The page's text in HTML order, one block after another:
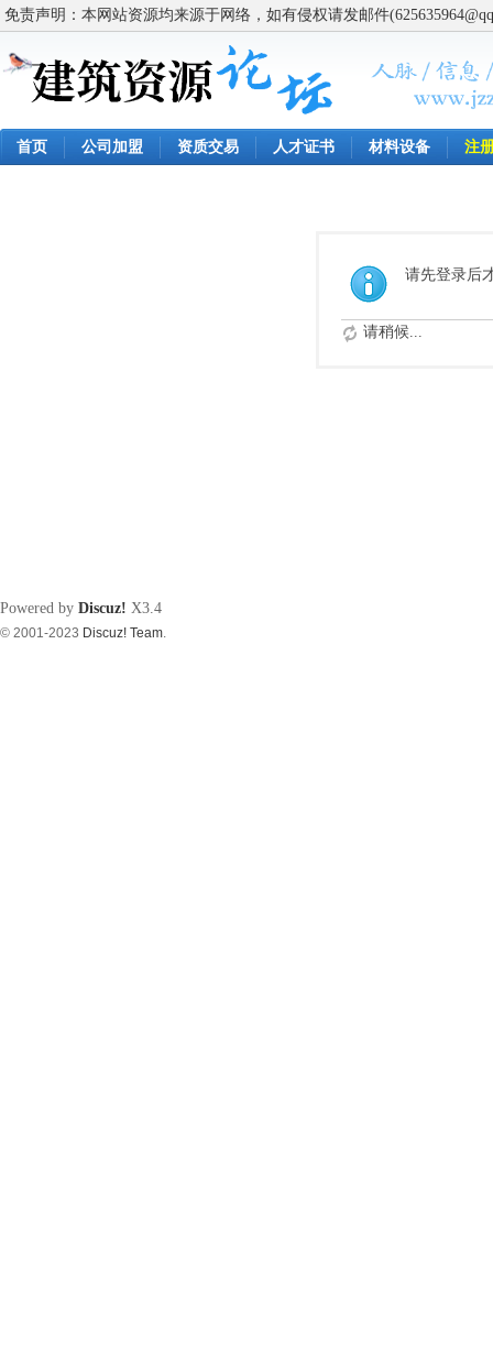
免责声明：本网站资源均来源于网络，如有侵权请发邮件
首页 公司加盟 资质交易 人才证书 材料设备 注
请先登录后
请稍候...
Powered by Discuz! X3.4
© 2001-2023 Discuz! Team